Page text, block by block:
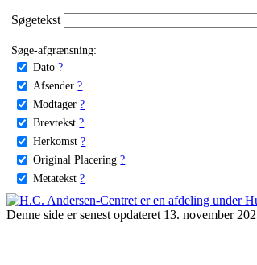
Søgetekst
Søge-afgrænsning:
Dato ?
Afsender ?
Modtager ?
Brevtekst ?
Herkomst ?
Original Placering ?
Metatekst ?
Denne side er senest opdateret 13. november